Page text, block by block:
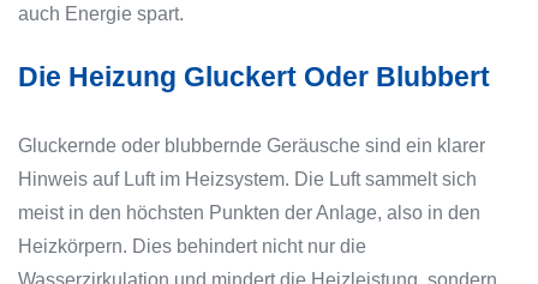
auch Energie spart.
Die Heizung Gluckert Oder Blubbert
Gluckernde oder blubbernde Geräusche sind ein klarer
Hinweis auf Luft im Heizsystem. Die Luft sammelt sich
meist in den höchsten Punkten der Anlage, also in den
Heizkörpern. Dies behindert nicht nur die
Wasserzirkulation und mindert die Heizleistung, sondern